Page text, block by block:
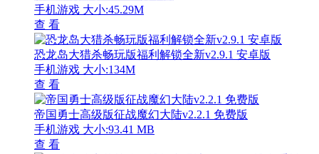
手机游戏 大小:45.29M
查 看
恐龙岛大猎杀畅玩版福利解锁全新v2.9.1 安卓版
手机游戏 大小:134M
查 看
帝国勇士高级版征战魔幻大陆v2.2.1 免费版
手机游戏 大小:93.41 MB
查 看